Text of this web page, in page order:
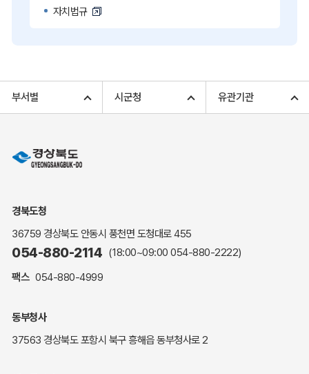
자치법규
고향사랑기부 아너스 클럽
민원상담
민원안내
해명·설명자료
자주하는 질문
복지신문고
세입세출예산서
부서별 시군청 유관기관
경북도청
36759 경상북도 안동시 풍천면 도청대로 455
054-880-2114 (18:00~09:00 054-880-2222)
팩스 054-880-4999
동부청사
37563 경상북도 포항시 북구 흥해읍 동부청사로 2